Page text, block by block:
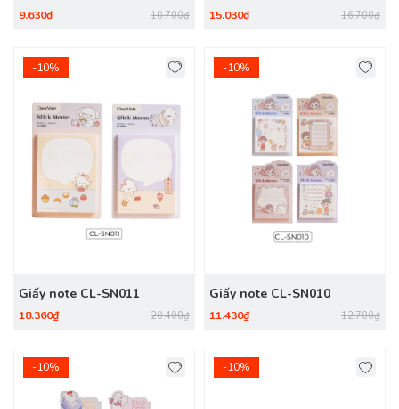
9.630₫ 10.700₫ 15.030₫ 16.700₫
-10%
Giấy note CL-SN011
18.360₫ 20.400₫
-10%
Giấy note CL-SN010
11.430₫ 12.700₫
-10% -10%